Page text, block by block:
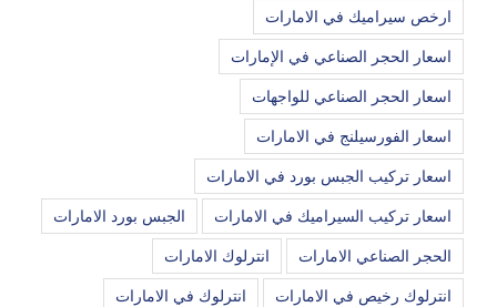
ارخص سيراميك في الامارات
اسعار الحجر الصناعي في الإمارات
اسعار الحجر الصناعي للواجهات
اسعار الفورسيلنج في الامارات
اسعار تركيب الجبس بورد في الامارات
اسعار تركيب السيراميك في الامارات الجبس بورد الامارات
الحجر الصناعي الامارات انترلوك الامارات
انترلوك رخيص في الامارات انترلوك في الامارات